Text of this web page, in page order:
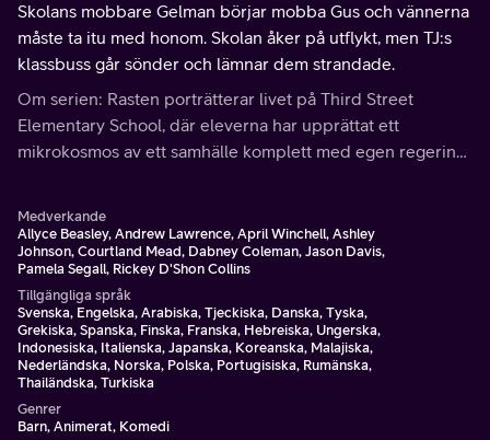
Skolans mobbare Gelman börjar mobba Gus och vännerna
måste ta itu med honom. Skolan åker på utflykt, men TJ:s
klassbuss går sönder och lämnar dem strandade.
Om serien: Rasten porträtterar livet på Third Street
Elementary School, där eleverna har upprättat ett
mikrokosmos av ett samhälle komplett med egen regering,
Medverkande
Allyce Beasley, Andrew Lawrence, April Winchell, Ashley
Johnson, Courtland Mead, Dabney Coleman, Jason Davis,
Pamela Segall, Rickey D'Shon Collins
Tillgängliga språk
Svenska, Engelska, Arabiska, Tjeckiska, Danska, Tyska,
Grekiska, Spanska, Finska, Franska, Hebreiska, Ungerska,
Indonesiska, Italienska, Japanska, Koreanska, Malajiska,
Nederländska, Norska, Polska, Portugisiska, Rumänska,
Thailändska, Turkiska
Genrer
Barn, Animerat, Komedi